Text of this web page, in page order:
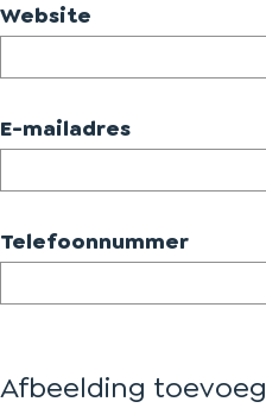
Website
E-mailadres
Telefoonnummer
Afbeelding